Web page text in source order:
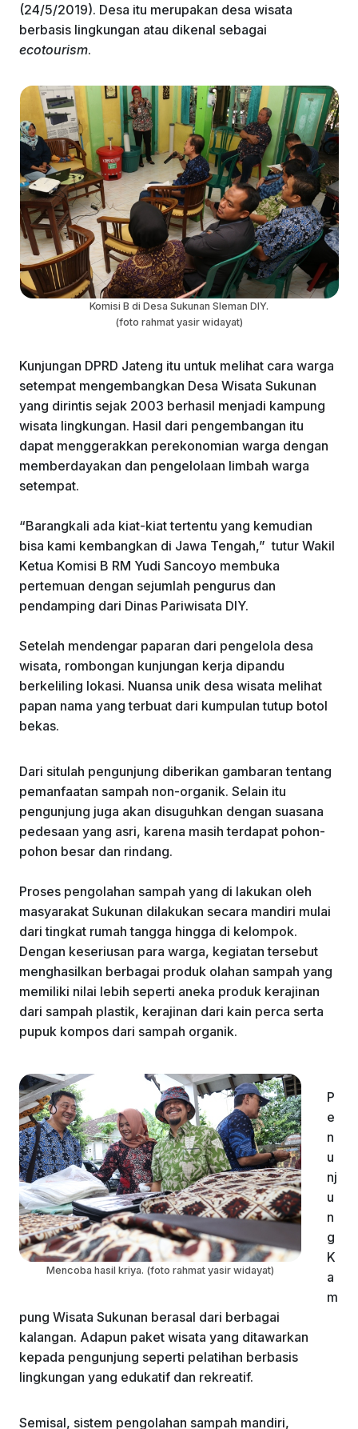
(24/5/2019). Desa itu merupakan desa wisata
berbasis lingkungan atau dikenal sebagai
ecotourism.
Komisi B di Desa Sukunan Sleman DIY.
(foto rahmat yasir widayat)
Kunjungan DPRD Jateng itu untuk melihat cara warga
setempat mengembangkan Desa Wisata Sukunan
yang dirintis sejak 2003 berhasil menjadi kampung
wisata lingkungan. Hasil dari pengembangan itu
dapat menggerakkan perekonomian warga dengan
memberdayakan dan pengelolaan limbah warga
setempat.
“Barangkali ada kiat-kiat tertentu yang kemudian
bisa kami kembangkan di Jawa Tengah,” tutur Wakil
Ketua Komisi B RM Yudi Sancoyo membuka
pertemuan dengan sejumlah pengurus dan
pendamping dari Dinas Pariwisata DIY.
Setelah mendengar paparan dari pengelola desa
wisata, rombongan kunjungan kerja dipandu
berkeliling lokasi. Nuansa unik desa wisata melihat
papan nama yang terbuat dari kumpulan tutup botol
bekas.
Dari situlah pengunjung diberikan gambaran tentang
pemanfaatan sampah non-organik. Selain itu
pengunjung juga akan disuguhkan dengan suasana
pedesaan yang asri, karena masih terdapat pohon-
pohon besar dan rindang.
Proses pengolahan sampah yang di lakukan oleh
masyarakat Sukunan dilakukan secara mandiri mulai
dari tingkat rumah tangga hingga di kelompok.
Dengan keseriusan para warga, kegiatan tersebut
menghasilkan berbagai produk olahan sampah yang
memiliki nilai lebih seperti aneka produk kerajinan
dari sampah plastik, kerajinan dari kain perca serta
pupuk kompos dari sampah organik.
Mencoba hasil kriya. (foto rahmat yasir widayat)
P
e
n
u
nj
u
n
g
K
a
m
pung Wisata Sukunan berasal dari berbagai
kalangan. Adapun paket wisata yang ditawarkan
kepada pengunjung seperti pelatihan berbasis
lingkungan yang edukatif dan rekreatif.
Semisal, sistem pengolahan sampah mandiri,